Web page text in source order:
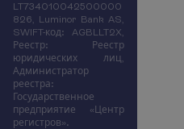
LT734010042500000
826, Luminor Bank AS,
SWIFT-код: AGBLLT2X,
Реестр: Реестр
юридических лиц,
Администратор
реестра:
Государственное
предприятие «Центр
регистров».